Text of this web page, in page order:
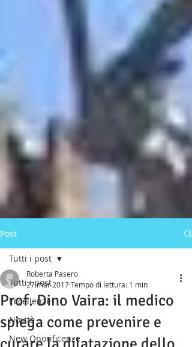
Post
Tutti i post
Eccellenze
Novità
New Onorificenze
Tutti i post
Prof. Dino Vaira: il medico
spiega come prevenire e
Roberta Pasero
27 mar 2017Tempo di lettura: 1 min